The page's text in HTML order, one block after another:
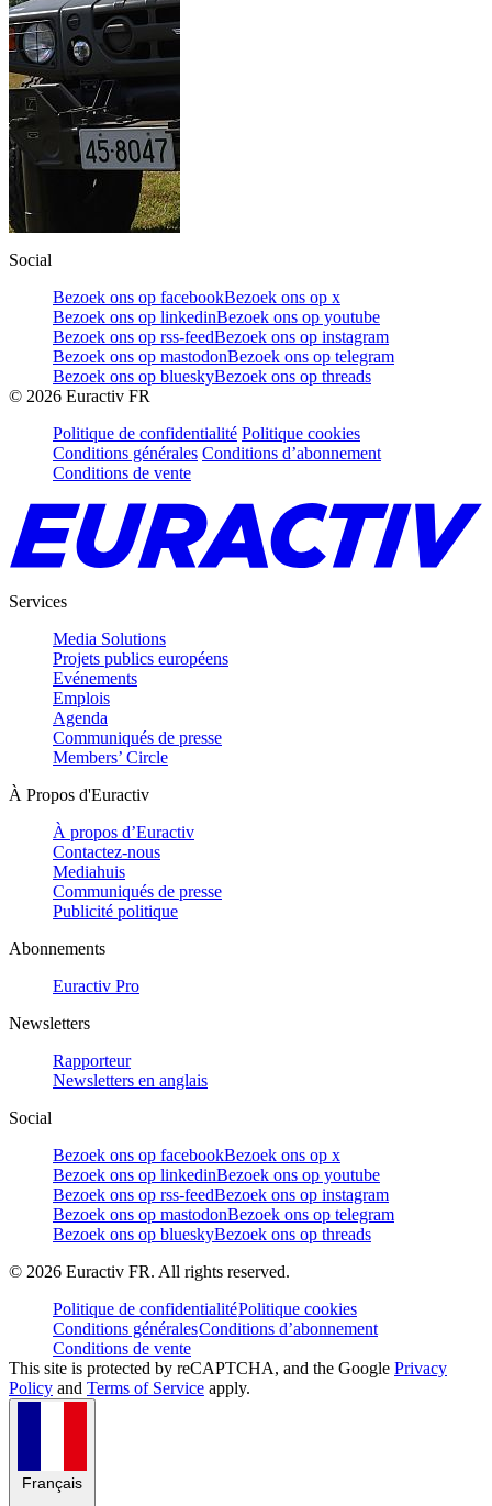
Social
Bezoek ons op facebookBezoek ons op x
Bezoek ons op linkedinBezoek ons op youtube
Bezoek ons op rss-feedBezoek ons op instagram
Bezoek ons op mastodonBezoek ons op telegram
Bezoek ons op blueskyBezoek ons op threads
© 2026 Euractiv FR
Politique de confidentialité Politique cookies
Conditions générales Conditions d’abonnement
Conditions de vente
Services
Media Solutions
Projets publics européens
Evénements
Emplois
Agenda
Communiqués de presse
Members’ Circle
À Propos d'Euractiv
À propos d’Euractiv
Contactez-nous
Mediahuis
Communiqués de presse
Publicité politique
Abonnements
Euractiv Pro
Newsletters
Rapporteur
Newsletters en anglais
Social
Bezoek ons op facebookBezoek ons op x
Bezoek ons op linkedinBezoek ons op youtube
Bezoek ons op rss-feedBezoek ons op instagram
Bezoek ons op mastodonBezoek ons op telegram
Bezoek ons op blueskyBezoek ons op threads
© 2026 Euractiv FR. All rights reserved.
Politique de confidentialitéPolitique cookies
Conditions généralesConditions d’abonnement
Conditions de vente
This site is protected by reCAPTCHA, and the Google Privacy
Policy and Terms of Service apply.
Français